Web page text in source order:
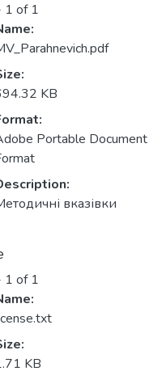
1 of 1
KB
Portable Document
вказівки
1 of 1
KB